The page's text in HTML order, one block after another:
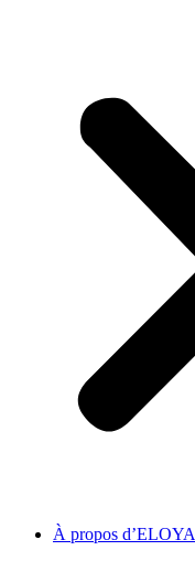
À propos d’ELOYA